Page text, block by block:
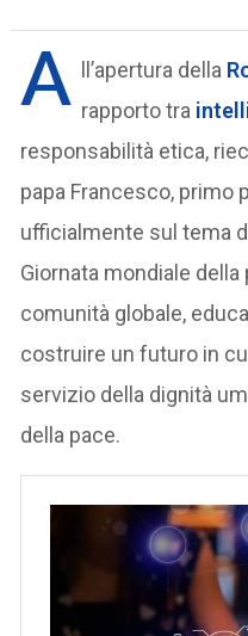
A ll’apertura della
rapporto tra
responsabilità etica,
papa Francesco, primo
ufficialmente sul tema
Giornata mondiale della
comunità globale,
costruire un futuro in
servizio della dignità
della pace.